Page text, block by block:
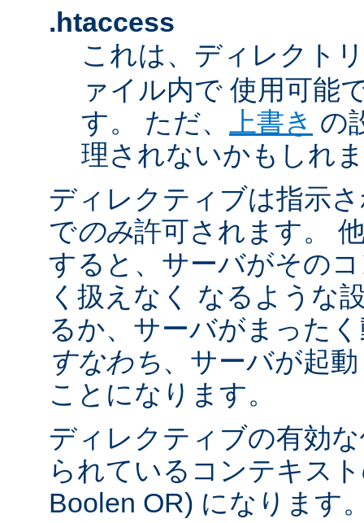
.htaccess
これは、ディレクトリ
ァイル内で 使用可能
す。 ただ、
上書き の
理されないかもしれ
ディレクティブは指示
でのみ許可されます。
すると、サーバがその
く扱えなく なるような
るか、サーバがまった
すなわち、サーバが起
ことになります。
ディレクティブの有効
られているコンテキス
Boolen OR) になります